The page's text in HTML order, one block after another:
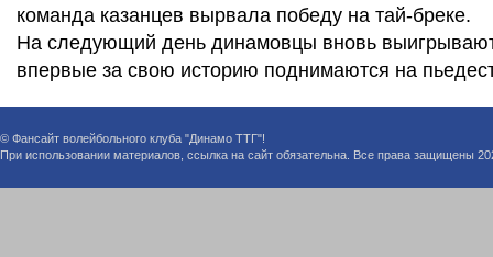
команда казанцев вырвала победу на тай-бреке.
На следующий день динамовцы вновь
впервые за свою историю поднимаются на
© Фансайт волейбольного клуба "Динамо ТТГ"!
При использовании материалов, ссылка на сайт обязательна. Все права защищены